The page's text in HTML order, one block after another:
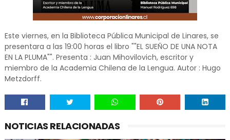
Este viernes, en la Biblioteca Pública Municipal de Linares, se
presentara a las 19:00 horas el libro ""EL SUEÑO DE UNA NOTA
EN LA PLUMA"". Presenta : Juan Mihovilovich, escritor y
miembro de la Academia Chilena de la Lengua. Autor : Hugo
Metzdorff.
NOTICIAS RELACIONADAS